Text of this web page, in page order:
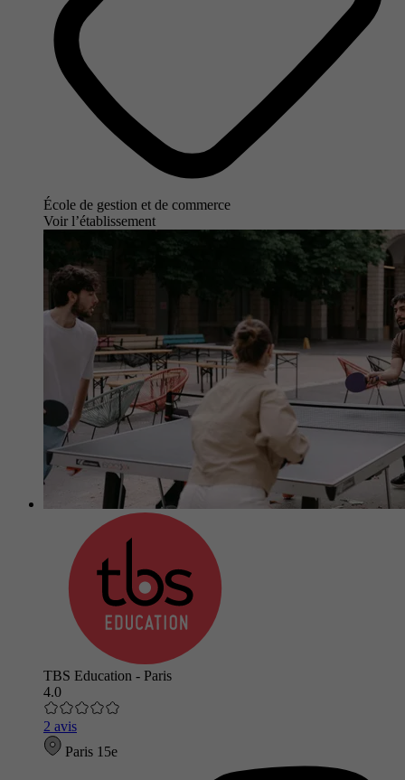
École de gestion et de commerce
Voir l’établissement
TBS Education - Paris
4.0
2 avis
Paris 15e